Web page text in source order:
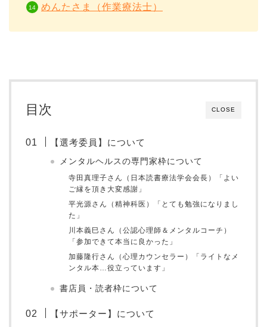
めんたさま（作業療法士）
CLOSE
目次
【選考委員】について
メンタルヘルスの専門家枠について
寺田真理子さん（日本読書療法学会会長）「よい
ご縁を頂き大変感謝」
平光源さん（精神科医）「とても勉強になりまし
た」
川本義巳さん（公認心理師＆メンタルコーチ）
「参加できて本当に良かった」
加藤隆行さん（心理カウンセラー）「ライトなメ
ンタル本…役立っています」
書店員・読者枠について
【サポーター】について